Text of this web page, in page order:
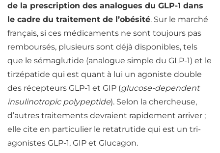
de la prescription des analogues du GLP-1 dans
le cadre du traitement de l’obésité. Sur le marché
français, si ces médicaments ne sont toujours pas
remboursés, plusieurs sont déjà disponibles, tels
que le sémaglutide (analogue simple du GLP-1) et le
tirzépatide qui est quant à lui un agoniste double
des récepteurs GLP-1 et GIP (glucose-dependent
insulinotropic polypeptide). Selon la chercheuse,
d’autres traitements devraient rapidement arriver ;
elle cite en particulier le retatrutide qui est un tri-
agonistes GLP-1, GIP et Glucagon.